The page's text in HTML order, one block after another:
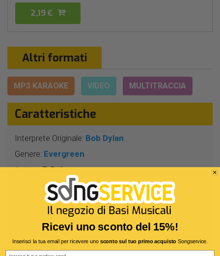
2,19 €
Altri formati
MP3 KARAOKE VIDEO MULTITRACCIA
Caratteristiche
Interprete Originale: Bob Dylan
Genere: Evergreen
Autore:B.Dylan
3 Min 23 Sec
Segnatura:4/4
Tonalità: LA
Harmonizer:No
Ricevi uno sconto del 15%!
Inserisci la tua email per ricevere uno sconto sul tuo primo acquistoSongservice.